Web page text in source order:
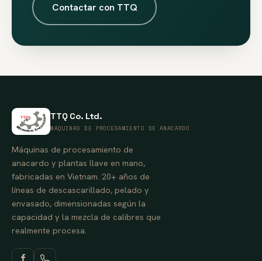
Contactar con TTQ
TTQ Co. Ltd.
MÁQUINAS DE PROCESAMIENTO DE ANACARDO
Máquinas de procesamiento de
anacardo y plantas llave en mano,
fabricadas en Vietnam. 20+ años de
líneas de descascarillado, pelado y
envasado, dimensionadas según la
capacidad y la mezcla de calibres que
realmente procesa.